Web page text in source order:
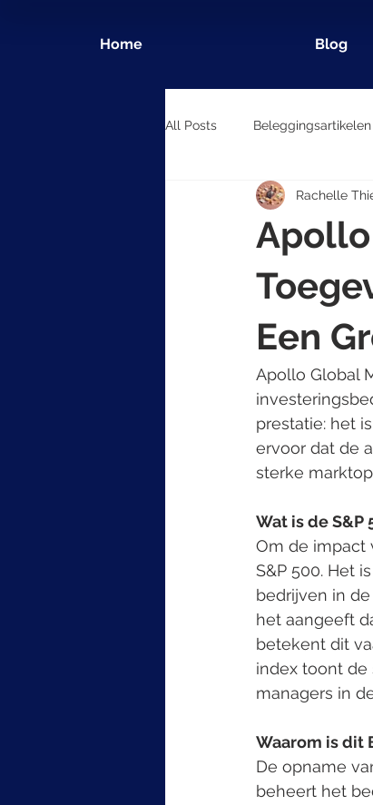
Home Blog
All Posts Beleggingsartikelen
Een
Rachelle
Apollo Global
prestatie: het
ervoor dat de
sterke
Wat is de S&P
Om de impact
S&P 500. Het
bedrijven in
het aangeeft
betekent dit
index toont de
managers in
Waarom is dit
De opname
beheert het